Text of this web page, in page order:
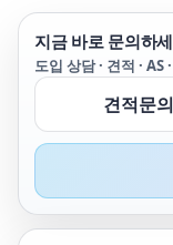
지금 바로 문의하
도입 상담 · 견적 ·
견적문의